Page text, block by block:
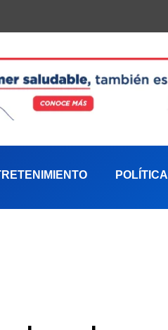
POLÍTICA
de la Lactancia Materna